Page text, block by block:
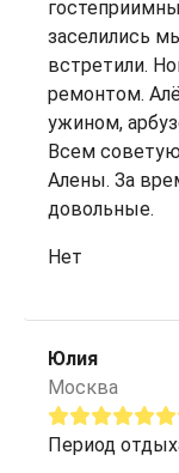
заселились
встретили.
ремонтом.
ужином,
Всем
Алены. За
довольные.
Нет
Юлия
Москва
Период